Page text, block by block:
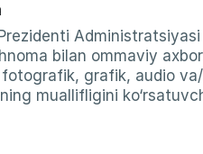
Administratsiyasi
bilan ommaviy
fotografik, grafik, audio
muallifligini